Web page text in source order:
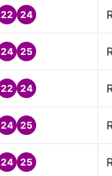
22 24
24 25
22 24
24 25
24 25